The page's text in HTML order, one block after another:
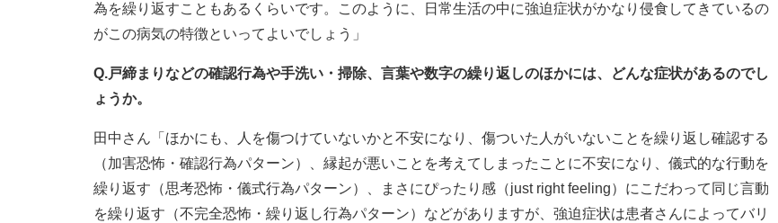
為を繰り返すこともあるくらいです。このように、日常生活の中に強迫症状がかなり侵食してきているの
がこの病気の特徴といってよいでしょう」
Q.戸締まりなどの確認行為や手洗い・掃除、言葉や数字の繰り返しのほかには、どんな症状があるのでし
ょうか。
田中さん「ほかにも、人を傷つけていないかと不安になり、傷ついた人がいないことを繰り返し確認する
（加害恐怖・確認行為パターン）、縁起が悪いことを考えてしまったことに不安になり、儀式的な行動を
繰り返す（思考恐怖・儀式行為パターン）、まさにぴったり感（just right feeling）にこだわって同じ言動
を繰り返す（不完全恐怖・繰り返し行為パターン）などがありますが、強迫症状は患者さんによってバリ